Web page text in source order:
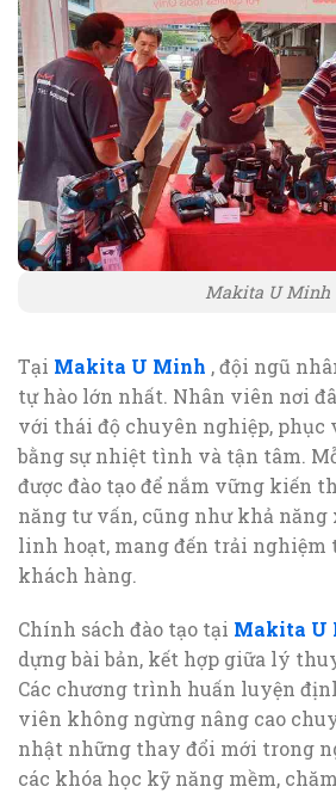
Makita U Minh
Tại Makita U Minh , đội ngũ
tự hào lớn nhất. Nhân viên nơi
với thái độ chuyên nghiệp, phục
bằng sự nhiệt tình và tận tâm.
được đào tạo để nắm vững kiến
năng tư vấn, cũng như khả
linh hoạt, mang đến trải nghiệm
khách hàng.
Chính sách đào tạo tại Makita U
dựng bài bản, kết hợp giữa lý
Các chương trình huấn luyện
viên không ngừng nâng cao
nhật những thay đổi mới trong
các khóa học kỹ năng mềm,